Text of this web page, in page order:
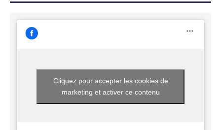
Cliquez pour accepter les cookies de
marketing et activer ce contenu